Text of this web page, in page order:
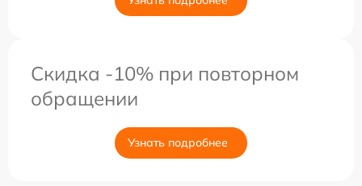
Скидка -10% при повторном
обращении
Узнать подробнее